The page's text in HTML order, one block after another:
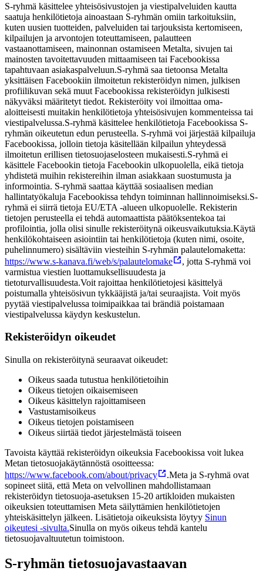
S-ryhmä käsittelee yhteisösivustojen ja viestipalveluiden kautta
saatuja henkilötietoja ainoastaan S-ryhmän omiin tarkoituksiin,
kuten uusien tuotteiden, palveluiden tai tarjouksista kertomiseen,
kilpailujen ja arvontojen toteuttamiseen, palautteen
vastaanottamiseen, mainonnan ostamiseen Metalta, sivujen tai
mainosten tavoitettavuuden mittaamiseen tai Facebookissa
tapahtuvaan asiakaspalveluun.S-ryhmä saa tietoonsa Metalta
yksittäisen Facebookiin ilmoitetun rekisteröidyn nimen, julkisen
profiilikuvan sekä muut Facebookissa rekisteröidyn julkisesti
näkyväksi määritetyt tiedot. Rekisteröity voi ilmoittaa oma-
aloitteisesti muitakin henkilötietoja yhteisösivujen kommenteissa tai
viestipalvelussa.S-ryhmä käsittelee henkilötietoja Facebookissa S-
ryhmän oikeutetun edun perusteella. S-ryhmä voi järjestää kilpailuja
Facebookissa, jolloin tietoja käsitellään kilpailun yhteydessä
ilmoitetun erillisen tietosuojaselosteen mukaisesti.S-ryhmä ei
käsittele Facebookin tietoja Facebookin ulkopuolella, eikä tietoja
yhdistetä muihin rekistereihin ilman asiakkaan suostumusta ja
informointia. S-ryhmä saattaa käyttää sosiaalisen median
hallintatyökaluja Facebookissa tehdyn toiminnan hallinnoimiseksi.S-
ryhmä ei siirrä tietoja EU/ETA -alueen ulkopuolelle. Rekisterin
tietojen perusteella ei tehdä automaattista päätöksentekoa tai
profilointia, jolla olisi sinulle rekisteröitynä oikeusvaikutuksia.Käytä
henkilökohtaiseen asiointiin tai henkilötietoja (kuten nimi, osoite,
puhelinnumero) sisältäviin viesteihin S-ryhmän palautelomaketta:
https://www.s-kanava.fi/web/s/palautelomake
, jotta S-ryhmä voi
varmistua viestien luottamuksellisuudesta ja
tietoturvallisuudesta.Voit rajoittaa henkilötietojesi käsittelyä
poistumalla yhteisösivun tykkääjistä ja/tai seuraajista. Voit myös
pyytää viestipalvelussa toimipaikkaa tai brändiä poistamaan
viestipalvelussa käydyn keskustelun.
Rekisteröidyn oikeudet
Sinulla on rekisteröitynä seuraavat oikeudet:
Oikeus saada tutustua henkilötietoihin
Oikeus tietojen oikaisemiseen
Oikeus käsittelyn rajoittamiseen
Vastustamisoikeus
Oikeus tietojen poistamiseen
Oikeus siirtää tiedot järjestelmästä toiseen
Tavoista käyttää rekisteröidyn oikeuksia Facebookissa voit lukea
Metan tietosuojakäytännöstä osoitteessa:
https://www.facebook.com/about/privacy
.Meta ja S-ryhmä ovat
sopineet siitä, että Meta on velvollinen mahdollistamaan
rekisteröidyn tietosuoja-asetuksen 15-20 artikloiden mukaisten
oikeuksien toteuttamisen Meta säilyttämien henkilötietojen
yhteiskäsittelyn jälkeen. Lisätietoja oikeuksista löytyy Sinun
oikeutesi -sivulta.Sinulla on myös oikeus tehdä kantelu
tietosuojavaltuutetun toimistoon.
S-ryhmän tietosuojavastaavan